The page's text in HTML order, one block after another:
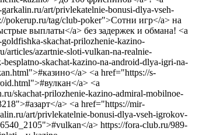
art/privlekatelnie-bonusi-dlya-vseh-
tag/club-poker">Сотни игр</a> на
выплаты</a> без задержек и обмана! <a
skachat-prilozhenie-kazino-
azartnie-sloti-vulkan-na-realnie-
skachat-kazino-na-android-dlya-igri-na-
a> <a href="https://s-
a> <a
skachat-prilozhenie-kazino-admiral-mobilnoe-
a> <a href="https://mir-
art/privlekatelnie-bonusi-dlya-vseh-igrokov-
a> https://fora-club.ru/989-